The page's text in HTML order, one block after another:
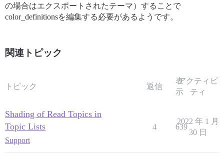
の場合はエクスポートされたテーマ）することで
color_definitionsを編集する必要があるようです。
関連トピック
トピック 返信
表
示
アクティビ
ティ
Shading of Read Topics in
Topic Lists
Support
4 639
2022 年 1 月
30 日